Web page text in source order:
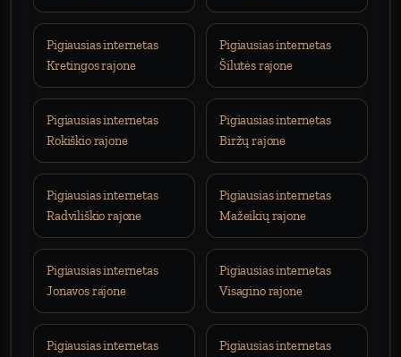
Pigiausias internetas
Kretingos rajone
Pigiausias internetas
Šilutės rajone
Pigiausias internetas
Rokiškio rajone
Pigiausias internetas
Biržų rajone
Pigiausias internetas
Radviliškio rajone
Pigiausias internetas
Mažeikių rajone
Pigiausias internetas
Jonavos rajone
Pigiausias internetas
Visagino rajone
Pigiausias internetas
Pigiausias internetas